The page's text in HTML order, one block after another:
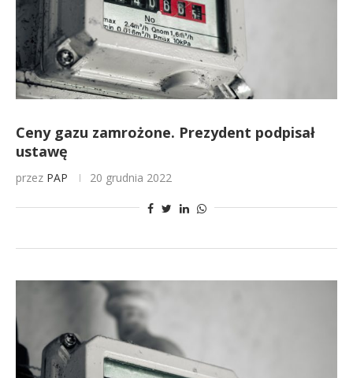
Ceny gazu zamrożone. Prezydent podpisał
ustawę
przez PAP 20 grudnia 2022